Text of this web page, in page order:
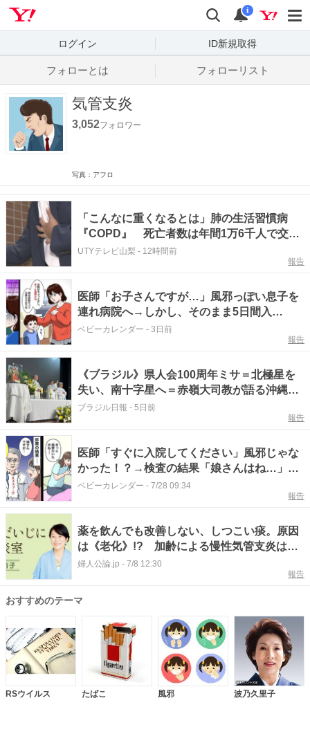
検索
通知
i
ログイン ID新規取得
フォローとは フォローリスト
気管支炎
3,052フォロワー
写真：アフロ
「こんなに重くなるとは」肺の生活習慣病
『COPD』 死亡者数は年間1万6千人で交通
事故死亡者の6倍 医師が警鐘
UTYテレビ山梨 - 12時間前
報告
医師「お子さんですが…」風邪っぽい息子を
連れ病院へ→しかし、そのまま5日間入
院！？診断結果とは
ベビーカレンダー - 3日前
報告
《ブラジル》県人会100周年ミサ＝北極星を
失い、南十字星へ＝赤嶺大司教が語る沖縄移
民の誇り＝「異邦人」からブラジル社会の礎
ブラジル日報 - 5日前
報告
医師「すぐに入院してください」風邪じゃな
かった！？→検査の結果「娘さんはね…」思
わぬ原因にゾッ！
ベビーカレンダー - 7/28 09:34
報告
薬を飲んでも改善しない、しつこい痰。原因
は《老化》!? 加齢による慢性気管支炎は、
老眼や白髪と同じで自然なことなので…
婦人公論.jp - 7/8 12:30
報告
おすすめのテーマ
RSウイルス たばこ 風邪 波乃久里子